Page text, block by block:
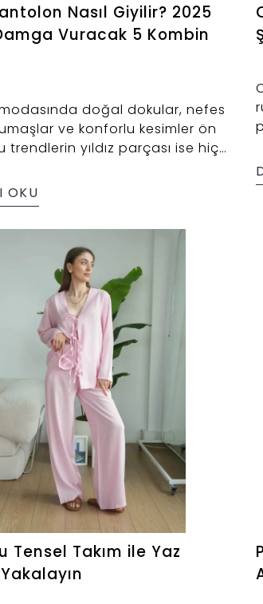
Nasıl Giyilir? 2025
Vuracak 5 Kombin
doğal dokular, nefes
ve konforlu kesimler ön
trendlerin yıldız parçası ise hiç
OKU
Tensel Takım ile Yaz
Yakalayın